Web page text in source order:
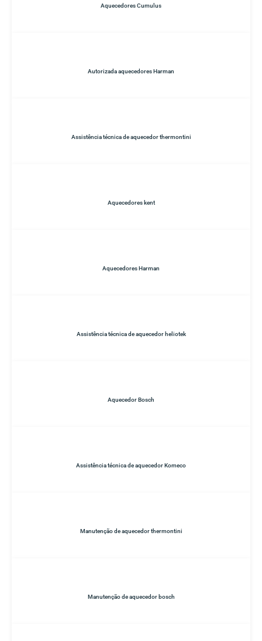
Aquecedores Cumulus
Autorizada aquecedores Harman
Assistência técnica de aquecedor thermontini
Aquecedores kent
Aquecedores Harman
Assistência técnica de aquecedor heliotek
Aquecedor Bosch
Assistência técnica de aquecedor Komeco
Manutenção de aquecedor thermontini
Manutenção de aquecedor bosch